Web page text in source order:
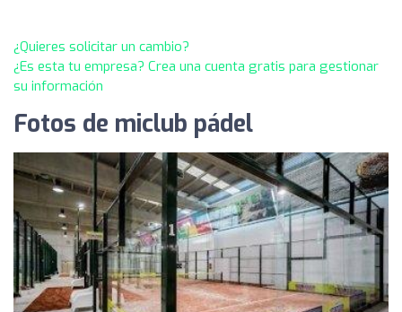
¿Quieres solicitar un cambio?
¿Es esta tu empresa? Crea una cuenta gratis para gestionar
su información
Fotos de miclub pádel